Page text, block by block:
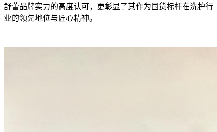
舒蕾品牌实力的高度认可，更彰显了其作为国货标杆在洗护行
业的领先地位与匠心精神。